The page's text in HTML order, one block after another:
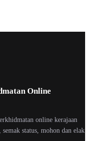
Online
online kerajaan
status, mohon dan elak